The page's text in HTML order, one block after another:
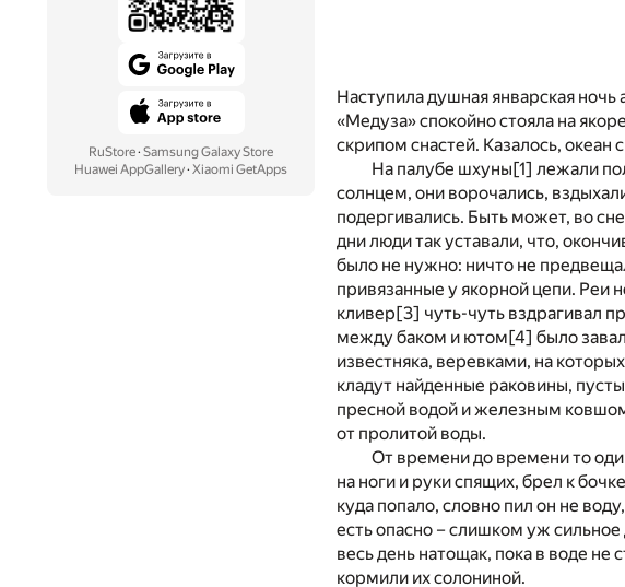
RuStore· Samsung Galaxy Store
Huawei AppGallery· Xiaomi GetApps
Наступила душная январская
«Медуза» спокойно стояла на
скрипом снастей. Казалось, океан
На палубе шхуны [1] лежали
солнцем, они ворочались,
подергивались. Быть может, во
дни люди так уставали, что,
было не нужно: ничто не
привязанные у якорной цепи. Реи
кливер [3] чуть-чуть вздрагивал
между баком и ютом [4] было
известняка, веревками, на
кладут найденные раковины,
пресной водой и железным
от пролитой воды.
От времени до времени то
на ноги и руки спящих, брел к
куда попало, словно пил он не
есть опасно – слишком уж
весь день натощак, пока в воде не
кормили их солониной.